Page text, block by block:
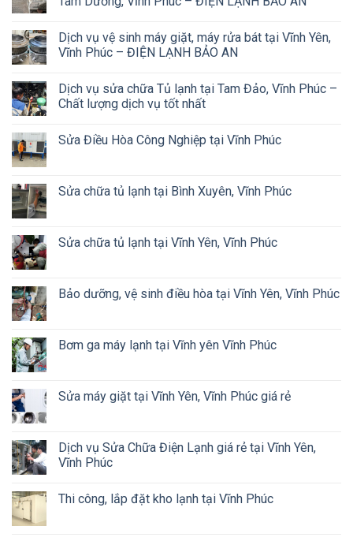
Dịch vụ vệ sinh máy giặt, máy rửa bát tại Vĩnh Yên,
Vĩnh Phúc – ĐIỆN LẠNH BẢO AN
Dịch vụ sửa chữa Tủ lạnh tại Tam Đảo, Vĩnh Phúc –
Chất lượng dịch vụ tốt nhất
Sửa Điều Hòa Công Nghiệp tại Vĩnh Phúc
Sửa chữa tủ lạnh tại Bình Xuyên, Vĩnh Phúc
Sửa chữa tủ lạnh tại Vĩnh Yên, Vĩnh Phúc
Bảo dưỡng, vệ sinh điều hòa tại Vĩnh Yên, Vĩnh Phúc
Bơm ga máy lạnh tại Vĩnh yên Vĩnh Phúc
Sửa máy giặt tại Vĩnh Yên, Vĩnh Phúc giá rẻ
Dịch vụ Sửa Chữa Điện Lạnh giá rẻ tại Vĩnh Yên,
Vĩnh Phúc
Thi công, lắp đặt kho lạnh tại Vĩnh Phúc